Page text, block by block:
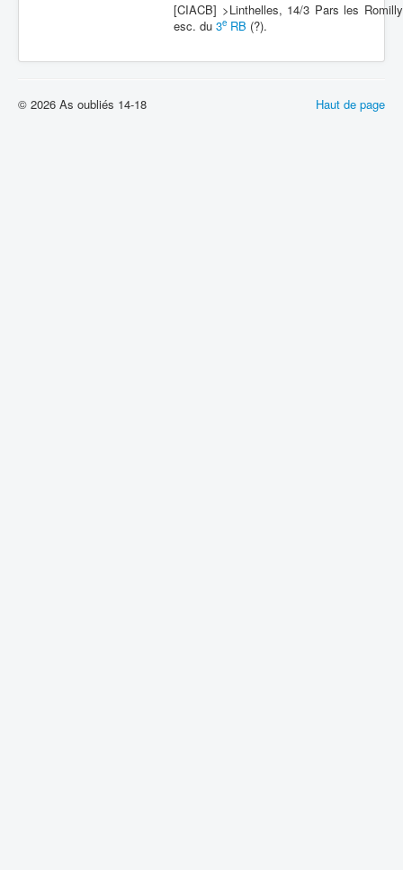
[CIACB] >Linthelles, 14/3 Pars les
esc. du 3e RB (?).
Haut de page
© 2026 As oubliés 14-18